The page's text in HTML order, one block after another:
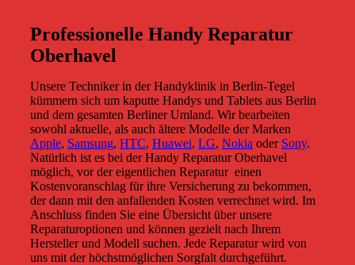
Professionelle Handy Reparatur
Oberhavel
Unsere Techniker in der Handyklinik in Berlin-Tegel
kümmern sich um kaputte Handys und Tablets aus Berlin
und dem gesamten Berliner Umland. Wir bearbeiten
sowohl aktuelle, als auch ältere Modelle der Marken
Apple, Samsung, HTC, Huawei, LG, Nokia oder Sony.
Natürlich ist es bei der Handy Reparatur Oberhavel
möglich, vor der eigentlichen Reparatur einen
Kostenvoranschlag für ihre Versicherung zu bekommen,
der dann mit den anfallenden Kosten verrechnet wird. Im
Anschluss finden Sie eine Übersicht über unsere
Reparaturoptionen und können gezielt nach Ihrem
Hersteller und Modell suchen. Jede Reparatur wird von
uns mit der höchstmöglichen Sorgfalt durchgeführt.